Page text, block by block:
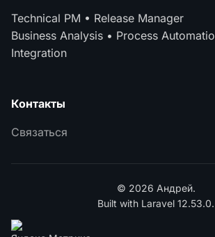
Technical PM • Release Manager
Business Analysis • Process
Integration
Контакты
Связаться
© 2026 Андрей.
Built with Laravel 12.53.0.